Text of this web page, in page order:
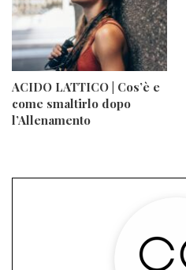
ACIDO LATTICO | Cos’è e
come smaltirlo dopo
l’Allenamento